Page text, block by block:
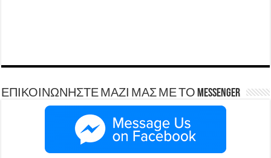
ΕΠΙΚΟΙΝΩΝΗΣΤΕ ΜΑΖΙ ΜΑΣ ΜΕ ΤΟ Messenger